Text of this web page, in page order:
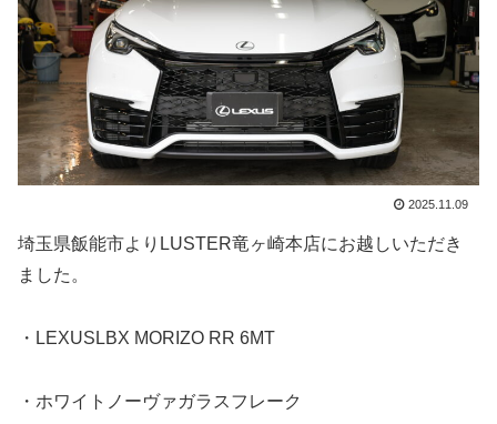
2025.11.09
埼玉県飯能市よりLUSTER竜ヶ崎本店にお越しいただき
ました。
・LEXUSLBX MORIZO RR 6MT
・ホワイトノーヴァガラスフレーク